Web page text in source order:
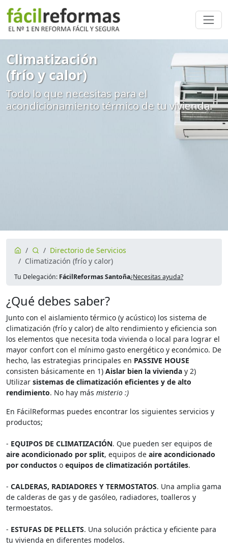
Climatización
(frío y calor)
Todo lo que necesitas para el
acondicionamiento térmico de tu vivienda.
Directorio de Servicios
Climatización (frío y calor)
Tu Delegación: FácilReformas Santoña¿Necesitas ayuda?
¿Qué debes saber?
Junto con el aislamiento térmico (y acústico) los sistema de
climatización (frío y calor) de alto rendimiento y eficiencia son
los elementos que necesita toda vivienda o local para lograr el
mayor confort con el mínimo gasto energético y económico. De
hecho, las estrategias principales en PASSIVE HOUSE
consisten básicamente en 1) Aislar bien la vivienda y 2)
Utilizar sistemas de climatización eficientes y de alto
rendimiento. No hay más misterio :)
En FácilReformas puedes encontrar los siguientes servicios y
productos;
- EQUIPOS DE CLIMATIZACIÓN. Que pueden ser equipos de
aire acondicionado por split, equipos de aire acondicionado
por conductos o equipos de climatización portátiles.
- CALDERAS, RADIADORES Y TERMOSTATOS. Una amplia gama
de calderas de gas y de gasóleo, radiadores, toalleros y
termoestatos.
- ESTUFAS DE PELLETS. Una solución práctica y eficiente para
tu vivienda en diferentes modelos.